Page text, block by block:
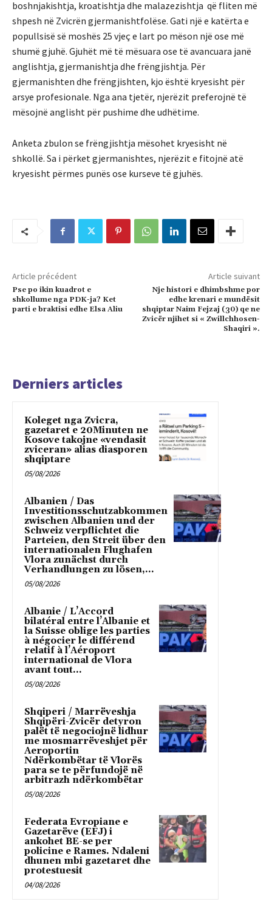
boshnjakishtja, kroatishtja dhe malazezishtja që fliten më
shpesh në Zvicrën gjermanishtfolëse. Gati një e katërta e
popullsisë së moshës 25 vjeç e lart po mëson një ose më
shumë gjuhë. Gjuhët më të mësuara ose të avancuara janë
anglishtja, gjermanishtja dhe frëngjishtja. Për
gjermanishten dhe frëngjishten, kjo është kryesisht për
arsye profesionale. Nga ana tjetër, njerëzit preferojnë të
mësojnë anglisht për pushime dhe udhëtime.
Anketa zbulon se frëngjishtja mësohet kryesisht në
shkollë. Sa i përket gjermanishtes, njerëzit e fitojnë atë
kryesisht përmes punës ose kurseve të gjuhës.
Article précédent
Pse po ikin kuadrot e
shkollume nga PDK-ja? Ket
parti e braktisi edhe Elsa Aliu
Article suivant
Nje histori e dhimbshme por
edhe krenari e mundësit
shqiptar Naim Fejzaj (30) qe ne
Zvicër njihet si « Zwillchhosen-
Shaqiri ».
Derniers articles
Koleget nga Zvicra,
gazetaret e 20Minuten ne
Kosove takojne «vendasit
zviceran» alias diasporen
shqiptare
05/08/2026
Albanien / Das
Investitionsschutzabkommen
zwischen Albanien und der
Schweiz verpflichtet die
Parteien, den Streit über den
internationalen Flughafen
Vlora zunächst durch
Verhandlungen zu lösen,...
05/08/2026
Albanie / L’Accord
bilatéral entre l’Albanie et
la Suisse oblige les parties
à négocier le différend
relatif à l’Aéroport
international de Vlora
avant tout...
05/08/2026
Shqiperi / Marrëveshja
Shqipëri-Zvicër detyron
palët të negociojnë lidhur
me mosmarrëveshjet për
Aeroportin
Ndërkombëtar të Vlorës
para se te përfundojë në
arbitrazh ndërkombëtar
05/08/2026
Federata Evropiane e
Gazetarëve (EFJ) i
ankohet BE-se per
policine e Rames. Ndaleni
dhunen mbi gazetaret dhe
protestuesit
04/08/2026